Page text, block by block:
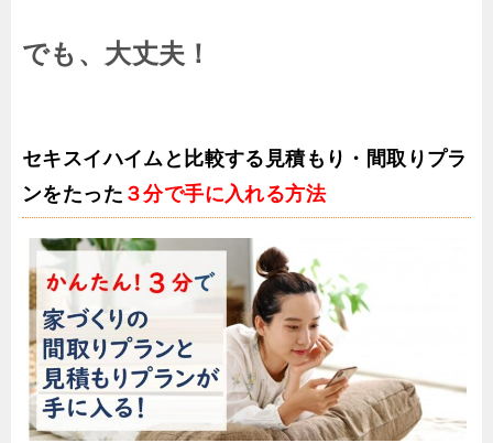
でも、大丈夫！
セキスイハイムと比較する見積もり・間取りプラ
ンをたった ３分で手に入れる方法